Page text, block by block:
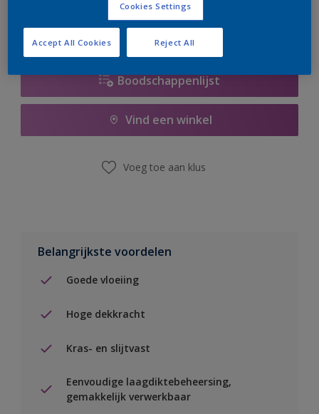
Boodschappenlijst
Vind een winkel
Voeg toe aan klus
Belangrijkste voordelen
Goede vloeiing
Hoge dekkracht
Kras- en slijtvast
Eenvoudige laagdiktebeheersing,
gemakkelijk verwerkbaar
Cookies Settings
Reject All
Accept All Cookies